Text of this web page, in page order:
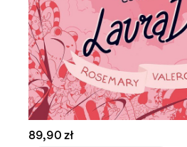
89,90 zł